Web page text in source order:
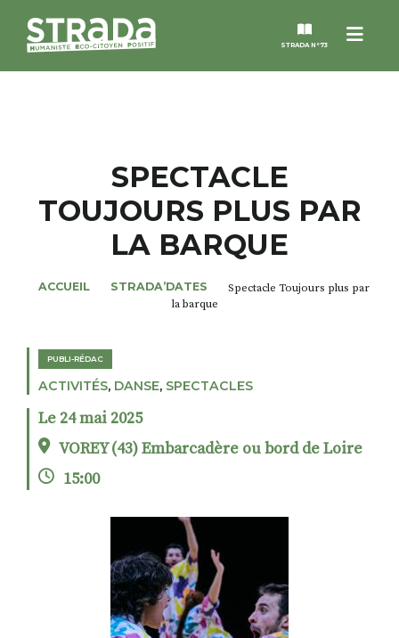
Menu
STRADA N°73
MAGAZINES
NOS THÈMES
ROSÉE DE MAI
FACEBOOKINSTAGRAM
LINKEDINYOUTUBE
SPECTACLE
TOUJOURS PLUS PAR
LA BARQUE
ACCUEIL STRADA’DATES
Spectacle Toujours plus par
la barque
PUBLI-RÉDAC
ACTIVITÉS, DANSE, SPECTACLES
Le 24 mai 2025
VOREY (43) Embarcadère ou bord de Loire
15:00